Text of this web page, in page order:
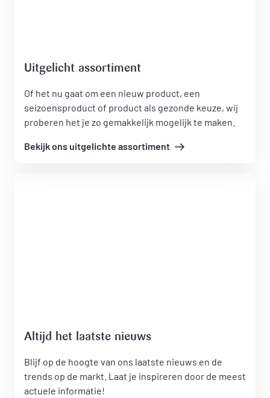
Uitgelicht assortiment
Of het nu gaat om een nieuw product, een
seizoensproduct of product als gezonde keuze, wij
proberen het je zo gemakkelijk mogelijk te maken.
Bekijk ons uitgelichte assortiment
Altijd het laatste nieuws
Blijf op de hoogte van ons laatste nieuws en de
trends op de markt. Laat je inspireren door de meest
actuele informatie!